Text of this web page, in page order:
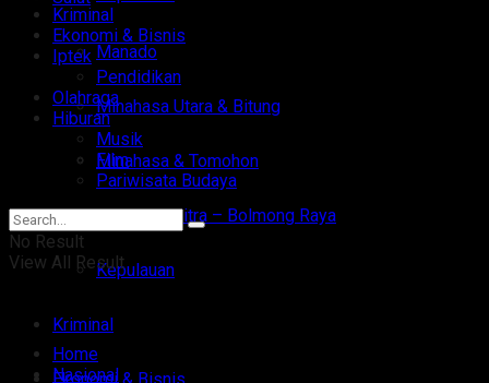
Manado
Minahasa Utara & Bitung
Minahasa & Tomohon
Minsel – Mitra – Bolmong Raya
Kepulauan
Kriminal
Kriminal
Ekonomi & Bisnis
Iptek
Pendidikan
Olahraga
Hiburan
Musik
Film
Pariwisata Budaya
No Result
View All Result
Home
Nasional